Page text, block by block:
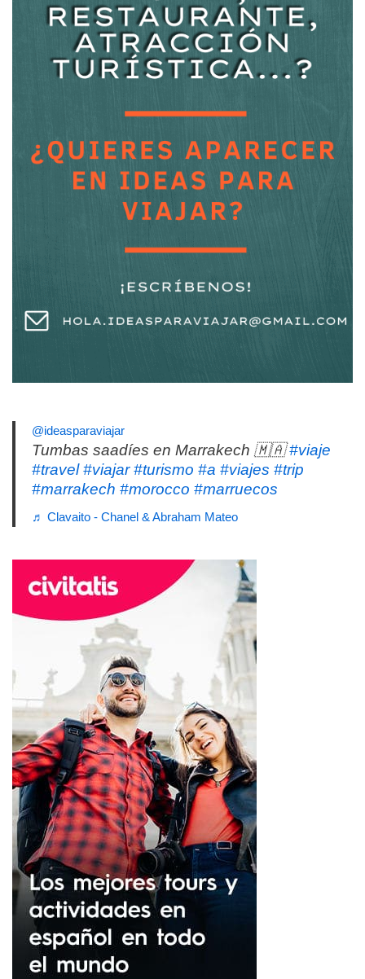
@ideasparaviajar
Tumbas saadíes en Marrakech 🇲🇦#viaje
#travel #viajar #turismo #a #viajes #trip
#marrakech #morocco #marruecos
♬ Clavaito - Chanel & Abraham Mateo